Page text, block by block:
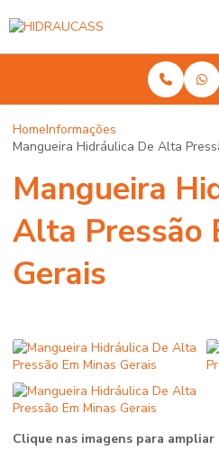
HomeInformações
Mangueira Hidráulica De Alta
Mangueira
Alta Pressão
Gerais
Clique nas imagens para ampliar